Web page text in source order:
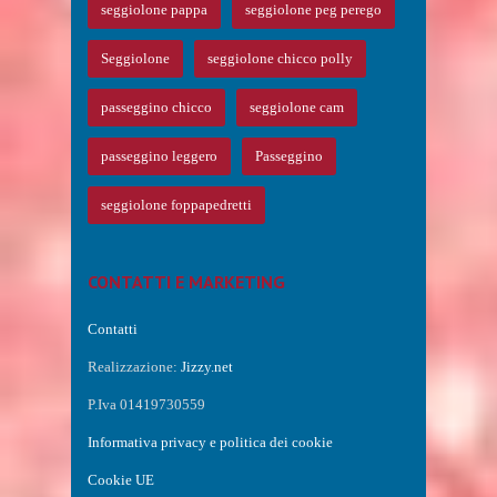
seggiolone pappa seggiolone peg perego
Seggiolone seggiolone chicco polly
passeggino chicco seggiolone cam
passeggino leggero Passeggino
seggiolone foppapedretti
CONTATTI E MARKETING
Contatti
Realizzazione: Jizzy.net
P.Iva 01419730559
Informativa privacy e politica dei cookie
Cookie UE